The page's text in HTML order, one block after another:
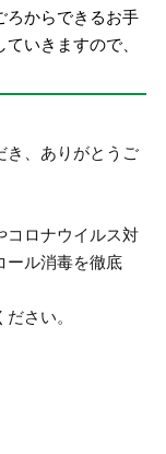
ろからできるお手
いきますので、
き、ありがとうご
コロナウイルス対
ール消毒を徹底
さい。